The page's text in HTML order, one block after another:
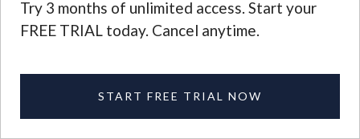
Try 3 months of unlimited access. Start your
FREE TRIAL today. Cancel anytime.
START FREE TRIAL NOW
물론 가정이 가장 지역적인 사회집단이지요. 이
으로 세상에 생명을 불어넣을 수 있다고 이해합
니다. 이것이 정치의 핵심입니다.